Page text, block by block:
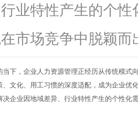
业特性产生的个性
市场竞争中脱颖而
下，企业人力资源管理正经历从传统模式
、文化、用工习惯的深度适配，成为企业优
企业因地域差异、行业特性产生的个性化